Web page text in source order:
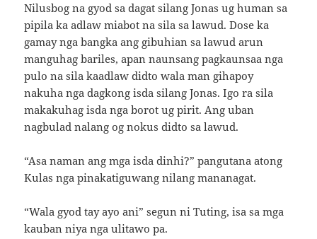
Nilusbog na gyod sa dagat silang Jonas ug human sa
pipila ka adlaw miabot na sila sa lawud. Dose ka
gamay nga bangka ang gibuhian sa lawud arun
manguhag bariles, apan naunsang pagkaunsaa nga
pulo na sila kaadlaw didto wala man gihapoy
nakuha nga dagkong isda silang Jonas. Igo ra sila
makakuhag isda nga borot ug pirit. Ang uban
nagbulad nalang og nokus didto sa lawud.
“Asa naman ang mga isda dinhi?” pangutana atong
Kulas nga pinakatiguwang nilang mananagat.
“Wala gyod tay ayo ani” segun ni Tuting, isa sa mga
kauban niya nga ulitawo pa.